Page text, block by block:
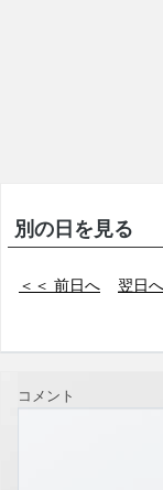
別の日を見る
＜＜ 前日へ 翌日
コメント